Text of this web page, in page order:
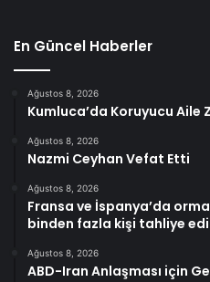
En Güncel Haberler
Ağustos 8, 2026
Kumluca’da Koruyucu Aile
Ağustos 8, 2026
Nazmi Ceyhan Vefat Etti
Ağustos 8, 2026
Fransa ve İspanya’da
binden fazla kişi tahliye
Ağustos 8, 2026
ABD-Iran Anlaşması için